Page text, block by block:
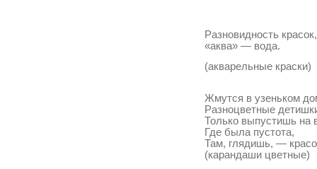
Разновидность
«аква» — вода.
(акварельные краски)
Жмутся в узеньком
Разноцветные
Только выпустишь на
Где была пустота,
Там, глядишь, —
(карандаши цветные)